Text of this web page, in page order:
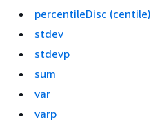
percentileDisc (centile)
stdev
stdevp
sum
var
varp